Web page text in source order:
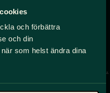
och förbättra
och din
som helst ändra dina
Press
press@sverigeslarare.
se